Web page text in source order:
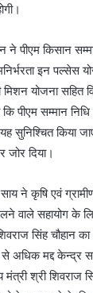
ने पीएम किसान
इन पल्सेस
योजना सहित
कि पीएम सम्मान
सुनिश्चित किया
जोर दिया।
ने कृषि एवं
वाले सहायोग के
सिंह चौहान
से अधिक मद्द केन्द्र
श्री शिवराज